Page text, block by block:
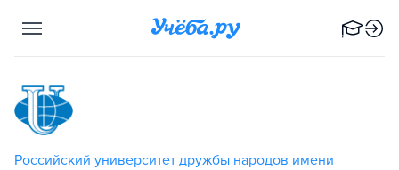
Российский университет дружбы народов имени